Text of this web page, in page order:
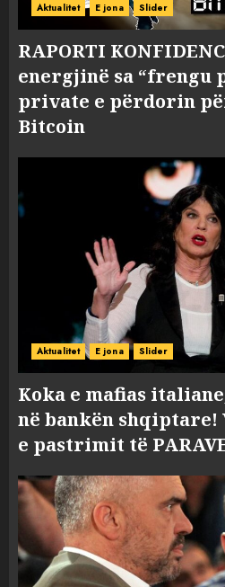
Aktualitet E jona Slider
RAPORTI
energjinë sa “frengu
private e përdorin
Bitcoin
Aktualitet E jona Slider
Koka e mafias
në bankën
e pastrimit të